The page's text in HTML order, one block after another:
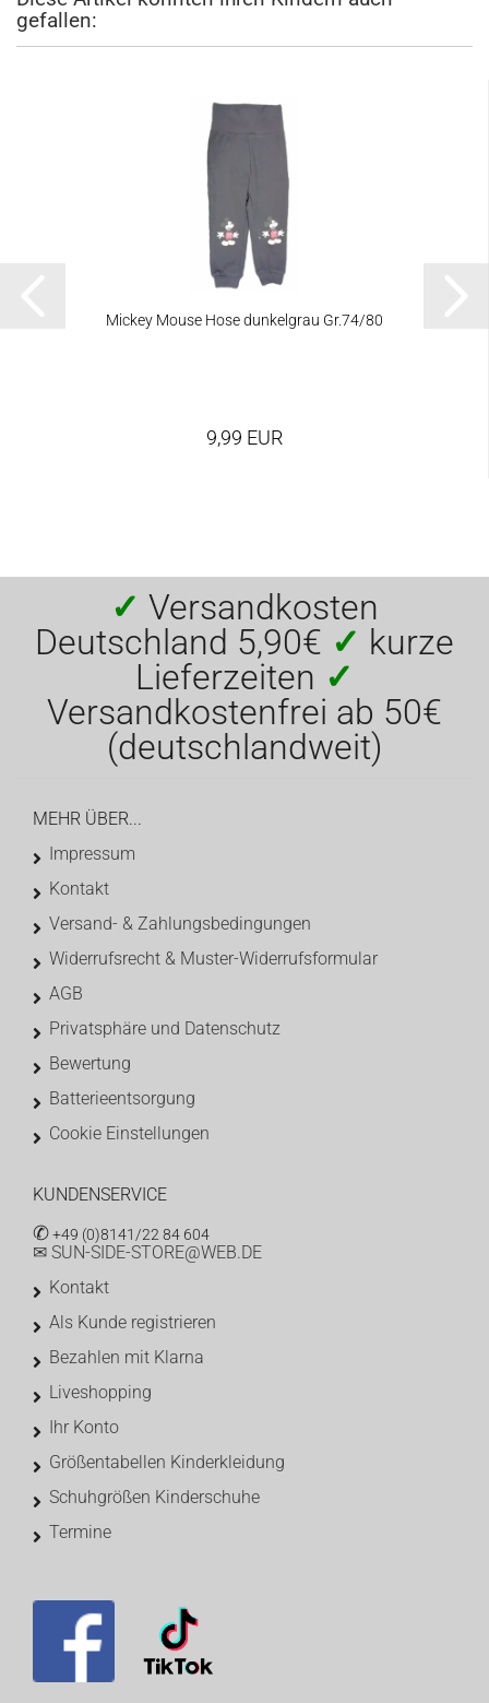
gefallen:
Mickey Mouse Hose dunkelgrau Gr.74/80
9,99 EUR
✓ Versandkosten
Deutschland 5,90€ ✓ kurze
Lieferzeiten ✓
Versandkostenfrei ab 50€
(deutschlandweit)
MEHR ÜBER...
Impressum
Kontakt
Versand- & Zahlungsbedingungen
Widerrufsrecht & Muster-Widerrufsformular
AGB
Privatsphäre und Datenschutz
Bewertung
Batterieentsorgung
Cookie Einstellungen
KUNDENSERVICE
✆+49 (0)8141/22 84 604
✉ SUN-SIDE-STORE@WEB.DE
Kontakt
Als Kunde registrieren
Bezahlen mit Klarna
Liveshopping
Ihr Konto
Größentabellen Kinderkleidung
Schuhgrößen Kinderschuhe
Termine